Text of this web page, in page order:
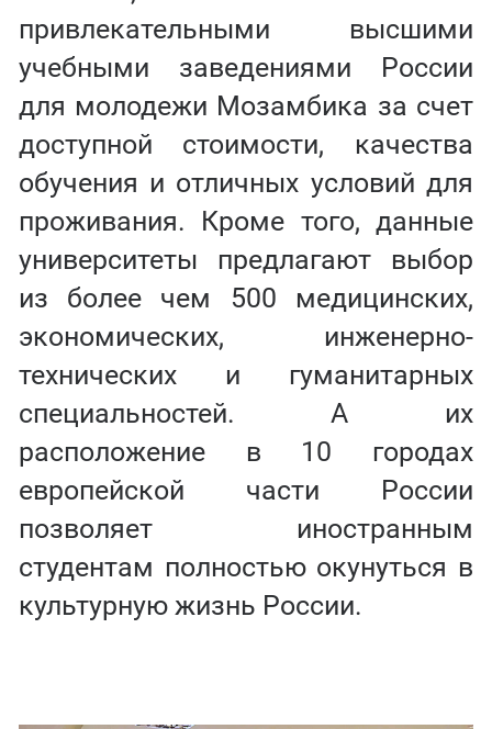
привлекательными высшими
учебными заведениями России
для молодежи Мозамбика за счет
доступной стоимости, качества
обучения и отличных условий для
проживания. Кроме того, данные
университеты предлагают выбор
из более чем 500 медицинских,
экономических, инженерно-
технических и гуманитарных
специальностей. А их
расположение в 10 городах
европейской части России
позволяет иностранным
студентам полностью окунуться в
культурную жизнь России.